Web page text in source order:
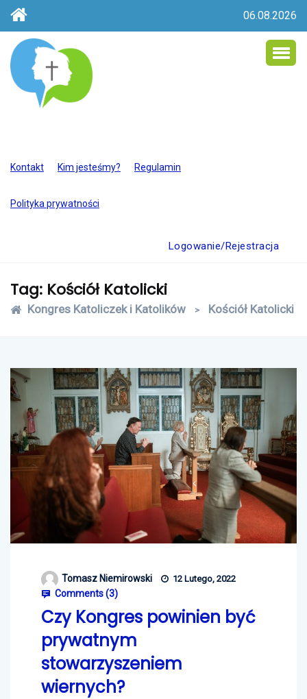
06.08.2026
Kontakt Kim jesteśmy? Regulamin
Polityka prywatności
Logowanie/Rejestracja
Tag: Kościół Katolicki
Kongres Katoliczek i Katolików > Kościół Katolicki
Tomasz Niemirowski 12 Lutego, 2022
Comments (3)
Czy Kongres powinien być
prywatnym
stowarzyszeniem
wiernych?